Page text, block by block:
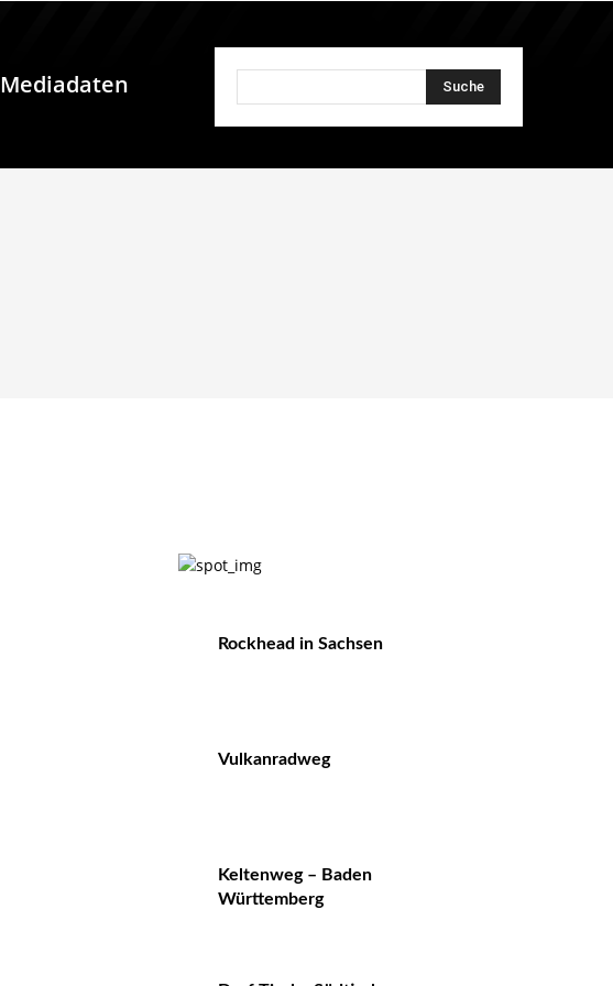
Mediadaten Suche
Rockhead in Sachsen
Vulkanradweg
Keltenweg – Baden
Württemberg